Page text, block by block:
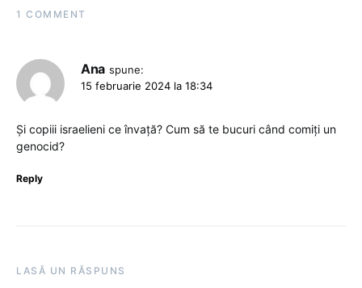
1 COMMENT
Ana spune:
15 februarie 2024 la 18:34
Și copiii israelieni ce învață? Cum să te bucuri când comiți un
genocid?
Reply
LASĂ UN RĂSPUNS